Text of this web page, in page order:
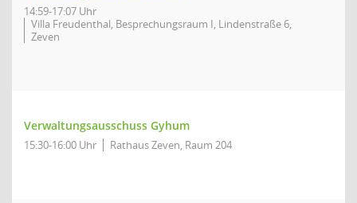
14:59-17:07 Uhr
Villa Freudenthal, Besprechungsraum I, Lindenstraße 6,
Zeven
Verwaltungsausschuss Gyhum
15:30-16:00 Uhr Rathaus Zeven, Raum 204